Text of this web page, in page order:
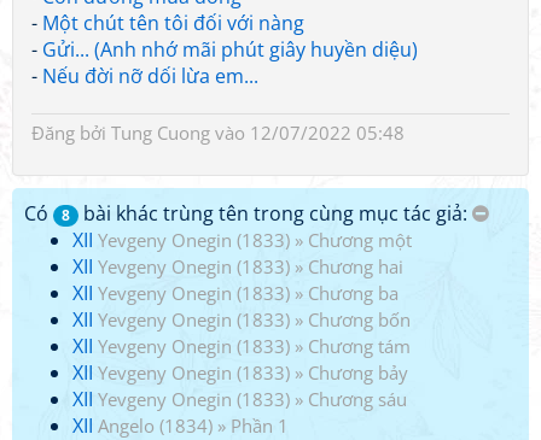
- Một chút tên tôi đối với nàng
- Gửi... (Anh nhớ mãi phút giây huyền diệu)
- Nếu đời nỡ dối lừa em...
Đăng bởi Tung Cuong vào 12/07/2022 05:48
Có 8
bài khác trùng tên trong cùng mục tác giả:
XII Yevgeny Onegin (1833) » Chương một
XII Yevgeny Onegin (1833) » Chương hai
XII Yevgeny Onegin (1833) » Chương ba
XII Yevgeny Onegin (1833) » Chương bốn
XII Yevgeny Onegin (1833) » Chương tám
XII Yevgeny Onegin (1833) » Chương bảy
XII Yevgeny Onegin (1833) » Chương sáu
XII Angelo (1834) » Phần 1